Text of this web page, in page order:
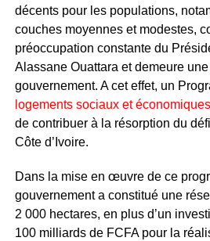
décents pour les populations,
couches moyennes et modestes,
préoccupation constante du
Alassane Ouattara et demeure
gouvernement. A cet effet, un
logements sociaux et économiques
de contribuer à la résorption du
Côte d’Ivoire.
Dans la mise en œuvre de ce
gouvernement a constitué une
2 000 hectares, en plus d’un
100 milliards de FCFA pour la